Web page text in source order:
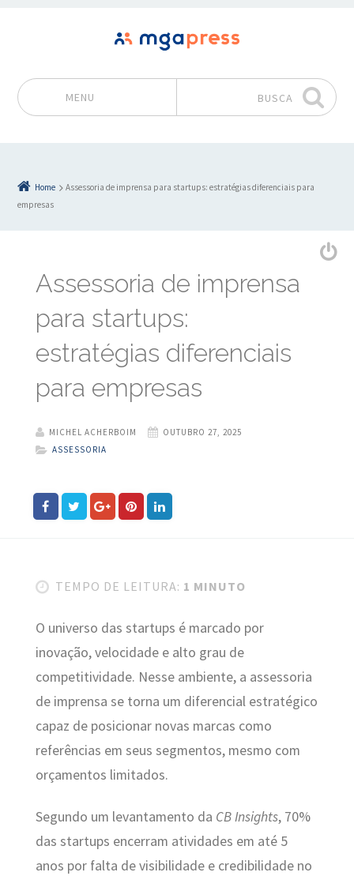
MENU BUSCA
Home
Assessoria de imprensa para startups: estratégias diferenciais para
empresas
Assessoria de imprensa
para startups:
estratégias diferenciais
para empresas
MICHEL ACHERBOIM
OUTUBRO 27, 2025
ASSESSORIA
TEMPO DE LEITURA: 1 MINUTO
O universo das startups é marcado por
inovação, velocidade e alto grau de
competitividade. Nesse ambiente, a assessoria
de imprensa se torna um diferencial estratégico
capaz de posicionar novas marcas como
referências em seus segmentos, mesmo com
orçamentos limitados.
Segundo um levantamento da CB Insights, 70%
das startups encerram atividades em até 5
anos por falta de visibilidade e credibilidade no